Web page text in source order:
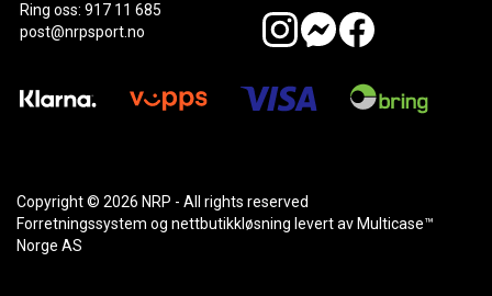
Ring oss: 917 11 685
post@nrpsport.no
Copyright © 2026 NRP - All rights reserved
Forretningssystem og nettbutikkløsning levert av Multicase™
Norge AS